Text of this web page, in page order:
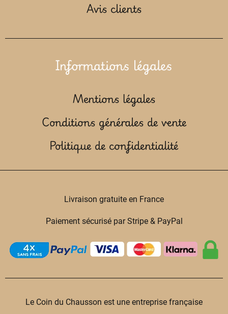
Avis clients
Informations légales
Mentions légales
Conditions générales de vente
Politique de confidentialité
Livraison gratuite en France
Paiement sécurisé par Stripe & PayPal
Le Coin du Chausson est une entreprise française